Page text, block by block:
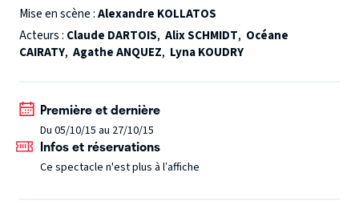
et ayant fort bien assimilé leçons et combines de son
géniteur, celle-ci mit tout en œuvre pour le dépasser et
l’éliminer plus vite que prévu, surtout, devant l’alliance du
partout, l’élève voudra dépasser le maître et l’enfant tuer
le père. Ainsi vont les choses, ainsi va la vie !
Mise en scène :Alexandre KOLLATOS
Acteurs : Claude DARTOIS, Alix SCHMIDT, Océane
CAIRATY, Agathe ANQUEZ, Lyna KOUDRY
Première et dernière
Du 05/10/15 au 27/10/15
Infos et réservations
Ce spectacle n'est plus à l’affiche